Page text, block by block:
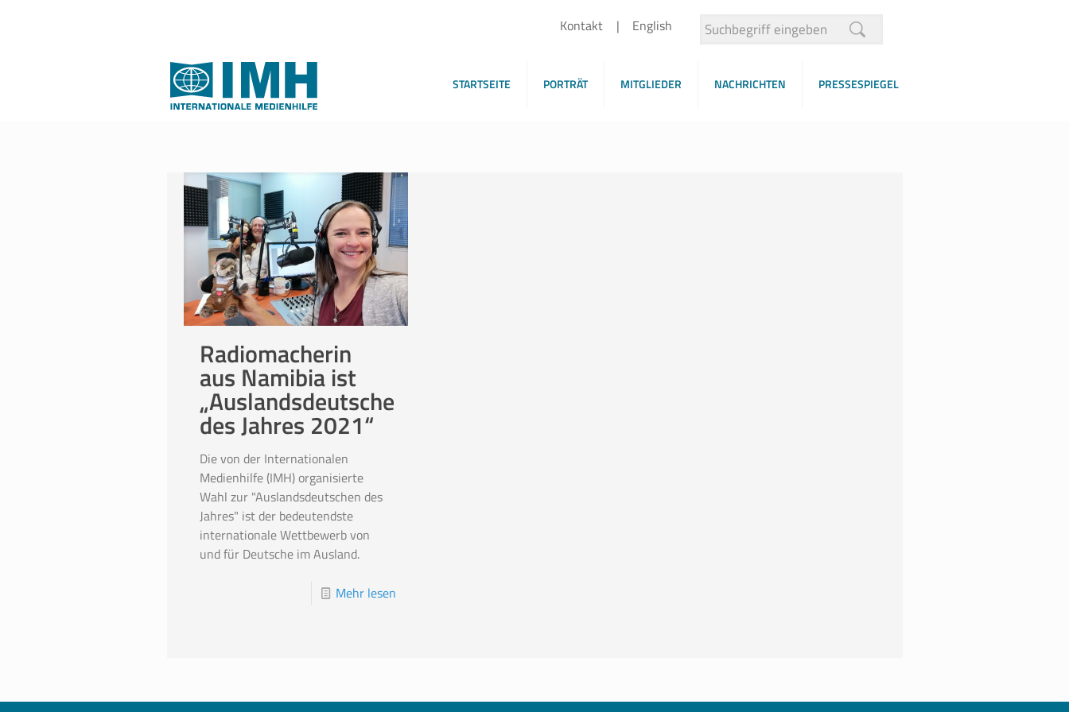
Kontakt English
STARTSEITE PORTRÄT MITGLIEDER NACHRICHTEN PRESSESPIEGEL
Radiomacherin
aus Namibia ist
„Auslandsdeutsche
des Jahres 2021“
Die von der Internationalen
Medienhilfe (IMH) organisierte
Wahl zur "Auslandsdeutschen des
Jahres" ist der bedeutendste
internationale Wettbewerb von
und für Deutsche im Ausland.
Mehr lesen